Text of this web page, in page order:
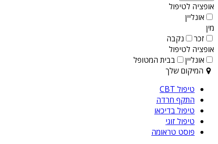
אופציה לטיפול
אונליין
מין
זכר
נקבה
אופציה לטיפול
אונליין
בבית המטופל
המיקום שלך
טיפול CBT
התקף חרדה
טיפול בדיכאו
טיפול זוגי
פוסט טראומה